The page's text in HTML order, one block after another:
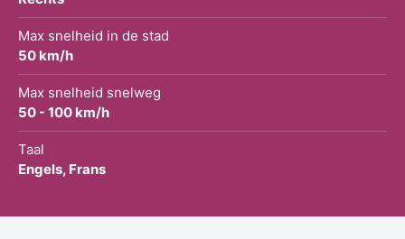
Max snelheid in de stad
50 km/h
Max snelheid snelweg
50 - 100 km/h
Taal
Engels, Frans